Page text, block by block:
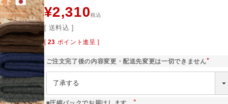
¥2,310税込
送料込
[ 23 ポイント進呈 ]
ご注文完了後の内容変更・配送先変更は一切できません
必